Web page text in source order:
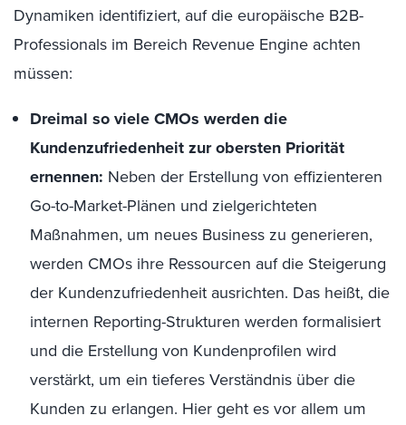
Dynamiken identifiziert, auf die europäische B2B-
Professionals im Bereich Revenue Engine achten
müssen:
Dreimal so viele CMOs werden die
Kundenzufriedenheit zur obersten Priorität
ernennen: Neben der Erstellung von effizienteren
Go-to-Market-Plänen und zielgerichteten
Maßnahmen, um neues Business zu generieren,
werden CMOs ihre Ressourcen auf die Steigerung
der Kundenzufriedenheit ausrichten. Das heißt, die
internen Reporting-Strukturen werden formalisiert
und die Erstellung von Kundenprofilen wird
verstärkt, um ein tieferes Verständnis über die
Kunden zu erlangen. Hier geht es vor allem um